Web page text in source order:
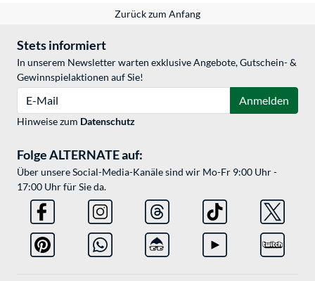
Zurück zum Anfang
Stets informiert
In unserem Newsletter warten exklusive Angebote, Gutschein- &
Gewinnspielaktionen auf Sie!
Anmelden
Hinweise zum Datenschutz
Folge ALTERNATE auf:
Über unsere Social-Media-Kanäle sind wir Mo-Fr 9:00 Uhr -
17:00 Uhr für Sie da.